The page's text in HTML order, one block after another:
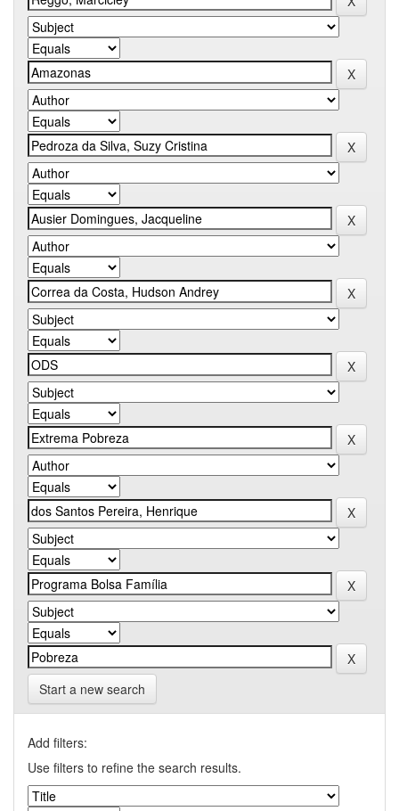
Start a new search
Add filters:
Use filters to refine the search results.